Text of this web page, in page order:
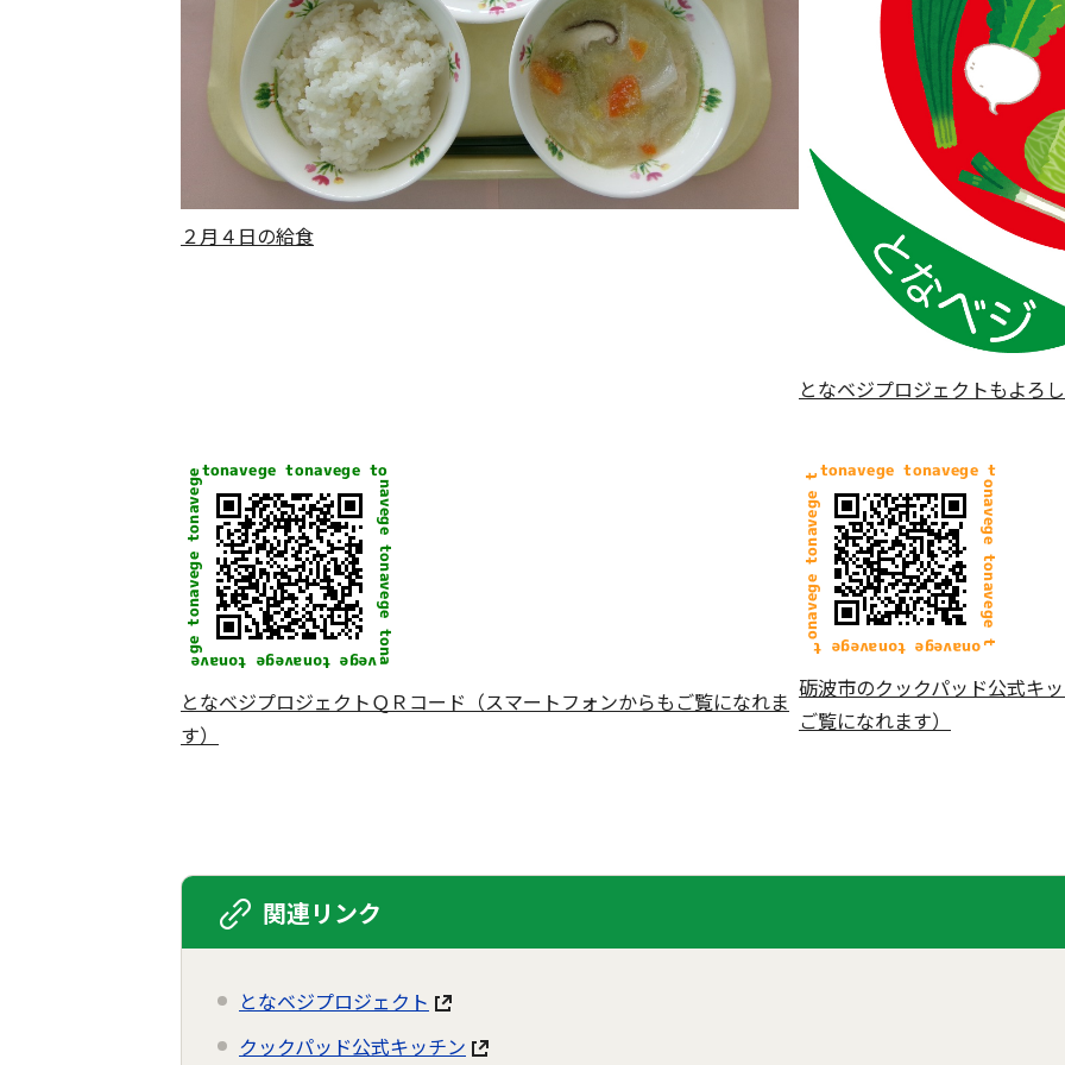
２月４日の給食
となベジプロジェクトもよろ
となベジプロジェクトＱＲコード（スマートフォンからもご覧になれま
す）
砺波市のクックパッド公式キ
ご覧になれます）
関連リンク
となベジプロジェクト
クックパッド公式キッチン